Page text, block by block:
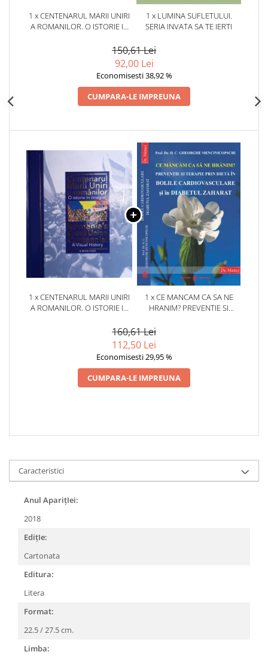
1 x CENTENARUL MARII UNIRI
A ROMANILOR. O ISTORIE IN
1 x LUMINA SUFLETULUI.
SERIA INVATA SA TE IERTI
150,61 Lei
92,00 Lei
Economisesti 38,92 %
CUMPARA-LE IMPREUNA
1 x CENTENARUL MARII UNIRI
A ROMANILOR. O ISTORIE IN
1 x CE MANCAM CA SA NE
HRANIM? PREVENTIE SI
CARDIOVASCULARE SI IN
DIABETUL ZAHARAT
160,61 Lei
112,50 Lei
Economisesti 29,95 %
CUMPARA-LE IMPREUNA
Caracteristici
Anul AparițIei:
2018
EdițIe:
Cartonata
Editura:
Litera
Format:
22.5 / 27.5 cm.
Limba: